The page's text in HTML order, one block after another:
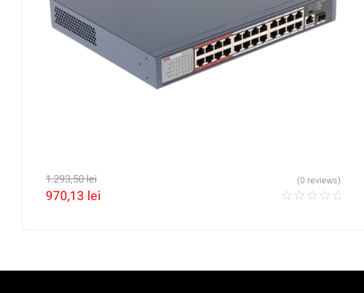
1.293,50lei
970,13 lei
(0 reviews)